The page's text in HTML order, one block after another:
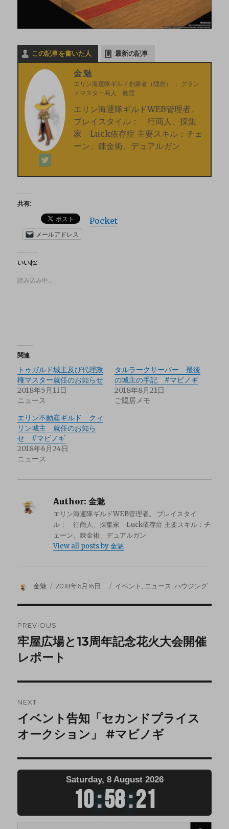
この記事を書いた人 最新の記事
金魅
エリン海運隊ギルド創業者（隠居） ： グラン
ドマスター商人 幽霊
エリン海運隊ギルドWEB管理者。
プレイスタイル： 行商人、採集
家 Luck依存症 主要スキル：チェ
ーン、錬金術、デュアルガン
共有:
Pocket
メールアドレス
いいね:
読み込み中…
関連
トゥガルド城主及び代理政
権マスター就任のお知らせ
2018年5月11日
ニュース
タルラークサーバー 最後
の城主の手記 #マビノギ
2018年8月21日
ご隠居メモ
エリン不動産ギルド クィ
リン城主 就任のお知ら
せ #マビノギ
2018年6月24日
ニュース
Author: 金魅
エリン海運隊ギルドWEB管理者。 プレイスタイ
ル： 行商人、採集家 Luck依存症 主要スキル：チ
ェーン、錬金術、デュアルガン
View all posts by 金魅
金魅 2018年6月16日 イベント , ニュース,ハウジング
PREVIOUS
牢屋広場と13周年記念花火大会開催
レポート
NEXT
イベント告知「セカンドプライス
オークション」 #マビノギ
Saturday, 8 August 2026
10:58:22